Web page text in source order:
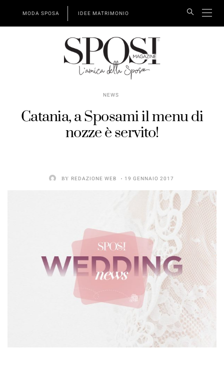
MODA SPOSA IDEE MATRIMONIO
NEWS
Catania, a Sposami il menu di
nozze è servito!
BY REDAZIONE WEB 19 GENNAIO 2017